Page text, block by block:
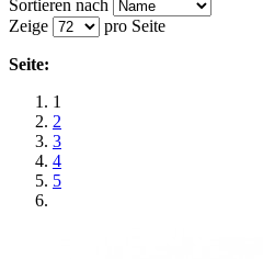
Sortieren nach
Zeige
pro Seite
Seite:
1
2
3
4
5